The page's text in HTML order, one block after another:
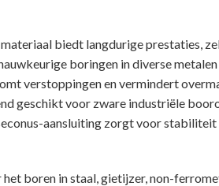
biedt langdurige prestaties,
boringen in diverse metalen
verstoppingen en vermindert
geschikt voor zware industriële
aansluiting zorgt voor stabiliteit
boren in staal, gietijzer, non-